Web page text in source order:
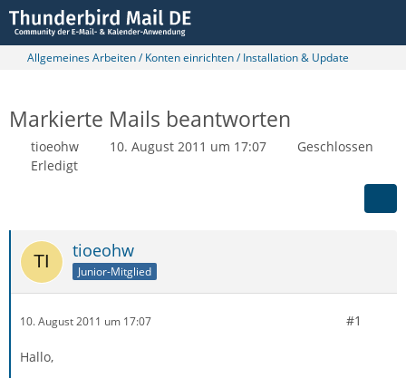
Allgemeines Arbeiten / Konten einrichten / Installation & Update
Markierte Mails beantworten
tioeohw 10. August 2011 um 17:07
Geschlossen
Erledigt
tioeohw
Junior-Mitglied
10. August 2011 um 17:07 #1
Hallo,